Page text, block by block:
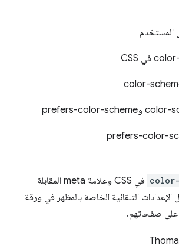
المستخدم
color-
في CSS وعلامة meta المقابلة
الإعدادات التلقائية الخاصة بالمظهر في ورقة
على صفحاتهم.